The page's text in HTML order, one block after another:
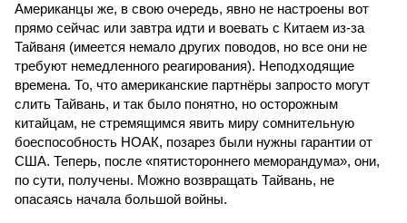
Американцы же, в свою очередь, явно не настроены вот
прямо сейчас или завтра идти и воевать с Китаем из-за
Тайваня (имеется немало других поводов, но все они не
требуют немедленного реагирования). Неподходящие
времена. То, что американские партнёры запросто могут
слить Тайвань, и так было понятно, но осторожным
китайцам, не стремящимся явить миру сомнительную
боеспособность НОАК, позарез были нужны гарантии от
США. Теперь, после «пятистороннего меморандума», они,
по сути, получены. Можно возвращать Тайвань, не
опасаясь начала большой войны.